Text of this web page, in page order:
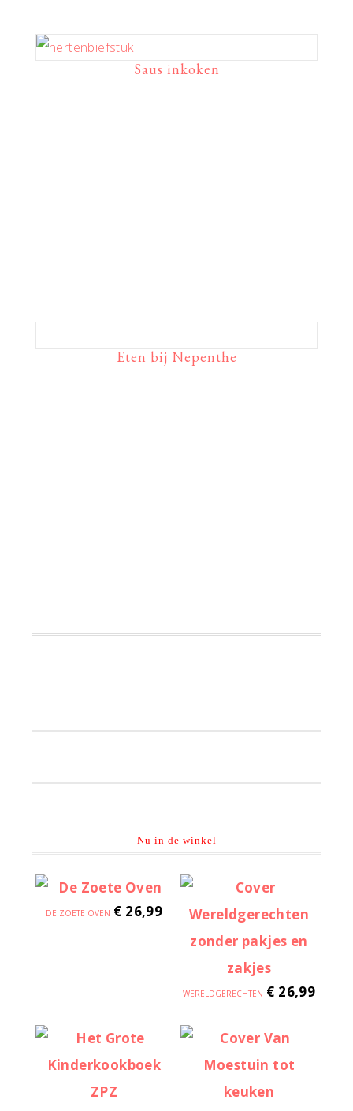
Saus inkoken
Eten bij Nepenthe
Nu in de winkel
DE ZOETE OVEN € 26,99
WERELDGERECHTEN € 26,99